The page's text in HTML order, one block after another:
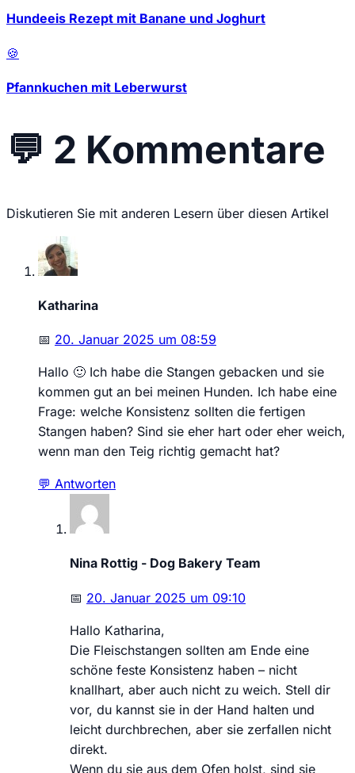
Hundeeis Rezept mit Banane und Joghurt
🍪
Pfannkuchen mit Leberwurst
💬 2 Kommentare
Diskutieren Sie mit anderen Lesern über diesen Artikel
Katharina
📅 20. Januar 2025 um 08:59
Hallo 🙂 Ich habe die Stangen gebacken und sie
kommen gut an bei meinen Hunden. Ich habe eine
Frage: welche Konsistenz sollten die fertigen
Stangen haben? Sind sie eher hart oder eher weich,
wenn man den Teig richtig gemacht hat?
💬 Antworten
Nina Rottig - Dog Bakery Team
📅 20. Januar 2025 um 09:10
Hallo Katharina,
Die Fleischstangen sollten am Ende eine
schöne feste Konsistenz haben – nicht
knallhart, aber auch nicht zu weich. Stell dir
vor, du kannst sie in der Hand halten und
leicht durchbrechen, aber sie zerfallen nicht
direkt.
Wenn du sie aus dem Ofen holst, sind sie